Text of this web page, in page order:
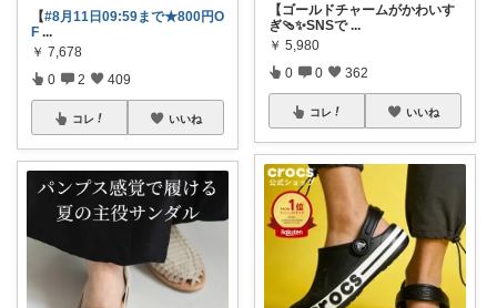
【#8月11日09:59まで★800円O
F ...
￥ 7,678
0 2 409
コレ いいね
【ゴールドチャームがかわいす
ぎ🩴✨SNSで ...
￥ 5,980
0 0 362
コレ いいね